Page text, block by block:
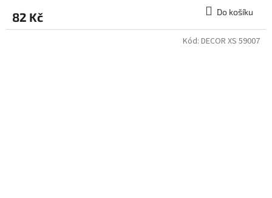
82 Kč Do košíku
Kód: DECOR XS 59007